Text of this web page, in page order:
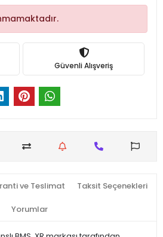
Güvenli Alışveriş
ve Teslimat Taksit Seçenekleri
Yorumlar